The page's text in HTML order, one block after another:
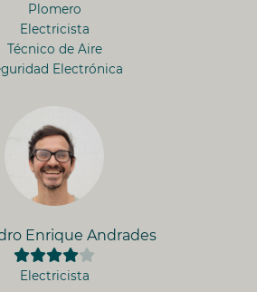
Plomero
Electricista
Técnico de Aire
Electrónica
Enrique Andrades
Electricista